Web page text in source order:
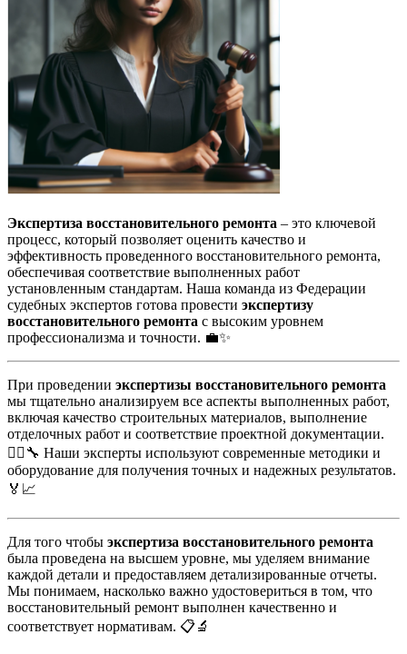
Экспертиза восстановительного ремонта – это ключевой
процесс, который позволяет оценить качество и
эффективность проведенного восстановительного ремонта,
обеспечивая соответствие выполненных работ
установленным стандартам. Наша команда из Федерации
судебных экспертов готова провести экспертизу
восстановительного ремонта с высоким уровнем
профессионализма и точности. 💼✨
При проведении экспертизы восстановительного ремонта
мы тщательно анализируем все аспекты выполненных работ,
включая качество строительных материалов, выполнение
отделочных работ и соответствие проектной документации.
👷‍♂️🔧 Наши эксперты используют современные методики и
оборудование для получения точных и надежных результатов.
🏅📈
Для того чтобы экспертиза восстановительного ремонта
была проведена на высшем уровне, мы уделяем внимание
каждой детали и предоставляем детализированные отчеты.
Мы понимаем, насколько важно удостовериться в том, что
восстановительный ремонт выполнен качественно и
соответствует нормативам. 📋🔬